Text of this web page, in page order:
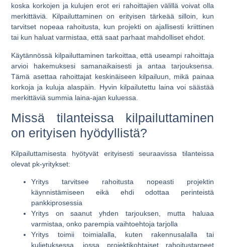
koska korkojen ja kulujen erot eri rahoittajien välillä voivat olla
merkittäviä. Kilpailuttaminen on erityisen tärkeää silloin, kun
tarvitset nopeaa rahoitusta, kun projekti on ajallisesti kriittinen
tai kun haluat varmistaa, että saat parhaat mahdolliset ehdot.
Käytännössä kilpailuttaminen tarkoittaa, että useampi rahoittaja
arvioi hakemuksesi samanaikaisesti ja antaa tarjouksensa.
Tämä asettaa rahoittajat keskinäiseen kilpailuun, mikä painaa
korkoja ja kuluja alaspäin. Hyvin kilpailutettu laina voi säästää
merkittäviä summia laina-ajan kuluessa.
Missä tilanteissa kilpailuttaminen
on erityisen hyödyllistä?
Kilpailuttamisesta hyötyvät erityisesti seuraavissa tilanteissa
olevat pk-yritykset:
Yritys tarvitsee rahoitusta nopeasti projektin
käynnistämiseen eikä ehdi odottaa perinteistä
pankkiprosessia
Yritys on saanut yhden tarjouksen, mutta haluaa
varmistaa, onko parempia vaihtoehtoja tarjolla
Yritys toimii toimialalla, kuten rakennusalalla tai
kuljetuksessa, jossa projektikohtaiset rahoitustarpeet